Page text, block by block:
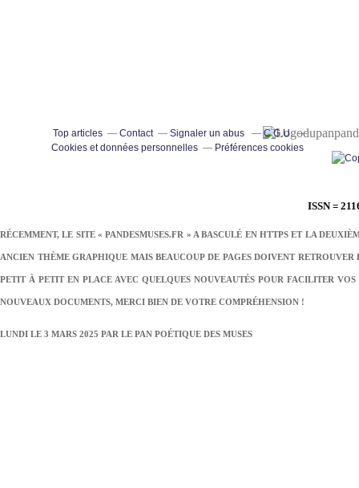
ISSN =
RÉCEMMENT, LE SITE « PANDESMUSES.FR » A BASCULÉ EN HTTPS ET LA
ANCIEN THÈME GRAPHIQUE MAIS BEAUCOUP DE PAGES DOIVENT
PETIT À PETIT EN PLACE AVEC QUELQUES NOUVEAUTÉS POUR FACILITER
NOUVEAUX DOCUMENTS, MERCI BIEN DE VOTRE COMPRÉHENSION !
LUNDI LE 3 MARS 2025 PAR LE PAN POÉTIQUE DES MUSES
Top articles Contact Signaler un abus
C.G.U.
Cookies et données personnelles
Préférences cookies